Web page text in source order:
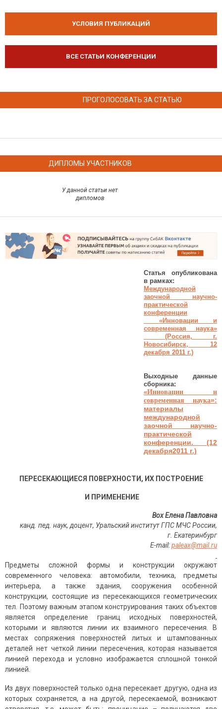
УСЛОВИЯ ПУБЛИКАЦИЙ
ВСЕ СТАТЬИ КОНФЕРЕНЦИИ
ПРОГОЛОСОВАТЬ ЗА СТАТЬЮ
ДИПЛОМЫ УЧАСТНИКОВ
У данной статьи нет
дипломов
Статья опубликована
в рамках:
Международной
заочной научно-
практической
конференции
«Инновации и
современная наука»
(Россия, г.
Новосибирск, 12
декабря 2011 г.)
Выходные данные
сборника:
«Инновации и
современная наука»:
материалы
международной
заочной научно-
практической
конференции. (12
декабря2011 г.)
ПЕРЕСЕКАЮЩИЕСЯ ПОВЕРХНОСТИ, ИХ ПОСТРОЕНИЕ
И ПРИМЕНЕНИЕ
Вох Елена Павловна
канд. пед. наук, доцент, Уральский институт ГПС МЧС России,
г. Екатеринбург
E-mail:paleax@mail.ru
Предметы сложной формы и конструкции окружают
современного человека: автомобили, техника, предметы
интерьера, а также здания, сооружения особенной
конструкции, состоящие из пересекающихся геометрических
тел. Поэтому важным этапом конструирования таких объектов
является определение границ исходных поверхностей,
которыми и являются линии их взаимного пересечения. В
местах сопряжения поверхностей литых и штампованных
деталей нет четкой линии пересечения, которая называется
линией перехода и условно изображается сплошной тонкой
линией.
Из двух поверхностей только одна пересекает другую, одна из
которых сохраняется, а на другой, пересекаемой, возникают